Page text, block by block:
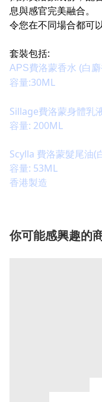
息與感官完美融合。
令您在不同場合都可
套裝包括:
APS費洛蒙香水 (白麝
容量:30ML
Sillage費洛蒙身體乳
容量: 200ML
Scylla 費洛蒙髮尾油(
容量: 53ML
香港製造
你可能感興趣的